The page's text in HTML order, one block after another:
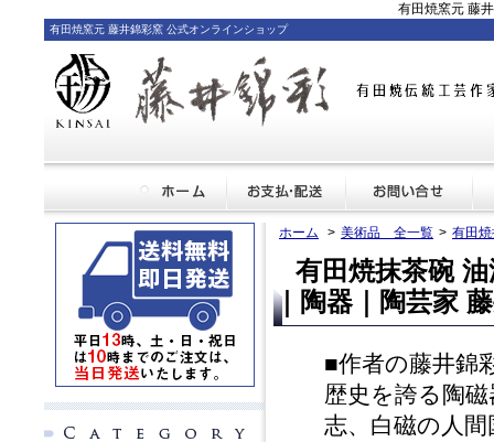
有田焼窯元 藤
有田焼窯元 藤井錦彩窯 公式オンラインショップ
ホーム > 美術品 全一覧 > 有田
有田焼抹茶碗
｜陶器｜陶芸家
■作者の藤井錦
歴史を誇る陶
志、白磁の人